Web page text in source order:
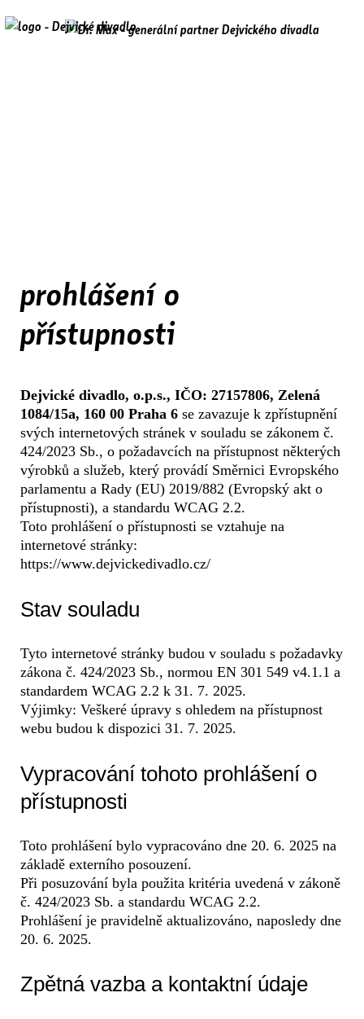
prohlášení o
přístupnosti
Dejvické divadlo, o.p.s., IČO: 27157806, Zelená
1084/15a, 160 00 Praha 6 se zavazuje k zpřístupnění
svých internetových stránek v souladu se zákonem č.
424/2023 Sb., o požadavcích na přístupnost některých
výrobků a služeb, který provádí Směrnici Evropského
parlamentu a Rady (EU) 2019/882 (Evropský akt o
přístupnosti), a standardu WCAG 2.2.
Toto prohlášení o přístupnosti se vztahuje na
internetové stránky:
https://www.dejvickedivadlo.cz/
Stav souladu
Tyto internetové stránky budou v souladu s požadavky
zákona č. 424/2023 Sb., normou EN 301 549 v4.1.1 a
standardem WCAG 2.2 k 31. 7. 2025.
Výjimky: Veškeré úpravy s ohledem na přístupnost
webu budou k dispozici 31. 7. 2025.
Vypracování tohoto prohlášení o
přístupnosti
Toto prohlášení bylo vypracováno dne 20. 6. 2025 na
základě externího posouzení.
Při posuzování byla použita kritéria uvedená v zákoně
č. 424/2023 Sb. a standardu WCAG 2.2.
Prohlášení je pravidelně aktualizováno, naposledy dne
20. 6. 2025.
Zpětná vazba a kontaktní údaje